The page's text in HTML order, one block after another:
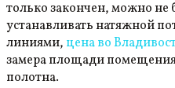
только закончен, можно не
устанавливать натяжной
линиями, цена во
замера площади
полотна.